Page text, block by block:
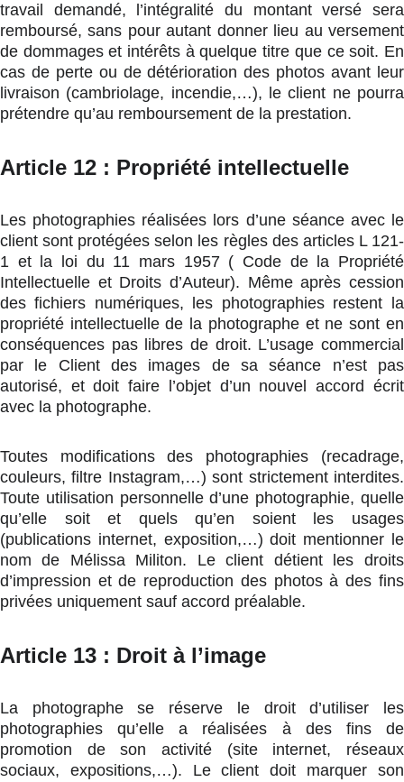
travail demandé, l’intégralité du montant versé sera
remboursé, sans pour autant donner lieu au versement
de dommages et intérêts à quelque titre que ce soit. En
cas de perte ou de détérioration des photos avant leur
livraison (cambriolage, incendie,…), le client ne pourra
prétendre qu’au remboursement de la prestation.
Article 12 : Propriété intellectuelle
Les photographies réalisées lors d’une séance avec le
client sont protégées selon les règles des articles L 121-
1 et la loi du 11 mars 1957 ( Code de la Propriété
Intellectuelle et Droits d’Auteur). Même après cession
des fichiers numériques, les photographies restent la
propriété intellectuelle de la photographe et ne sont en
conséquences pas libres de droit. L’usage commercial
par le Client des images de sa séance n’est pas
autorisé, et doit faire l’objet d’un nouvel accord écrit
avec la photographe.
Toutes modifications des photographies (recadrage,
couleurs, filtre Instagram,…) sont strictement interdites.
Toute utilisation personnelle d’une photographie, quelle
qu’elle soit et quels qu’en soient les usages
(publications internet, exposition,…) doit mentionner le
nom de Mélissa Militon. Le client détient les droits
d’impression et de reproduction des photos à des fins
privées uniquement sauf accord préalable.
Article 13 : Droit à l’image
La photographe se réserve le droit d’utiliser les
photographies qu’elle a réalisées à des fins de
promotion de son activité (site internet, réseaux
sociaux, expositions,…). Le client doit marquer son